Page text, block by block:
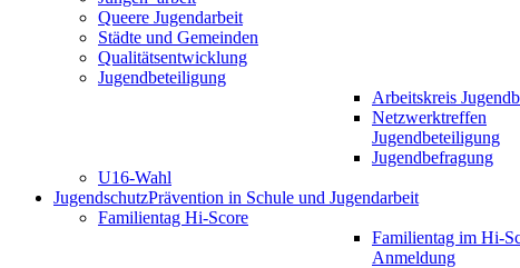
Queere Jugendarbeit
Städte und Gemeinden
Qualitätsentwicklung
Jugendbeteiligung
Arbeitskreis
Netzwerktreffen
Jugendbeteiligung
Jugendbefragung
U16-Wahl
JugendschutzPrävention in Schule und Jugendarbeit
Familientag Hi-Score
Familientag im Hi-
Anmeldung